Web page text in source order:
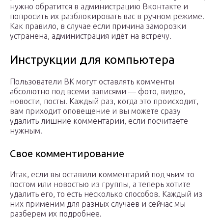
нужно обратится в администрацию Вконтакте и
попросить их разблокировать вас в ручном режиме.
Как правило, в случае если причина заморозки
устранена, администрация идёт на встречу.
Инструкции для компьютера
Пользователи ВК могут оставлять комменты
абсолютно под всеми записями — фото, видео,
новости, посты. Каждый раз, когда это происходит,
вам приходит оповещение и вы можете сразу
удалить лишние комментарии, если посчитаете
нужным.
Свое комментирование
Итак, если вы оставили комментарий под чьим то
постом или новостью из группы, а теперь хотите
удалить его, то есть несколько способов. Каждый из
них применим для разных случаев и сейчас мы
разберем их подробнее.